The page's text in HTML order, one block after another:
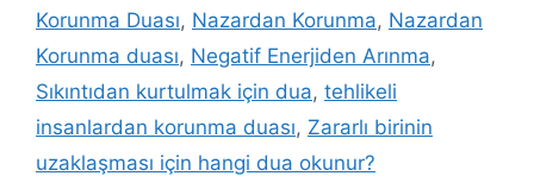
Korunma Duası, Nazardan Korunma, Nazardan
Korunma duası, Negatif Enerjiden Arınma,
Sıkıntıdan kurtulmak için dua, tehlikeli
insanlardan korunma duası, Zararlı birinin
uzaklaşması için hangi dua okunur?